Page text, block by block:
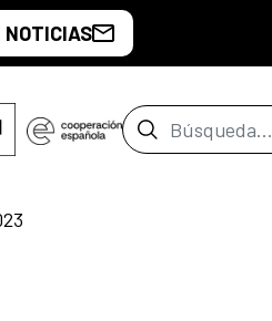
NOTICIAS
Barra de